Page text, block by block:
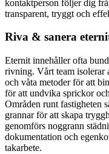
kontaktperson följer dig
transparent, tryggt och
Riva & sanera
Eternit innehåller ofta
rivning. Vårt team isolerar
och våta metoder för att
för att undvika sprickor
Områden runt fastigheten
grannar för att skapa
genomförs noggrann
dokumentation och
takarbete.